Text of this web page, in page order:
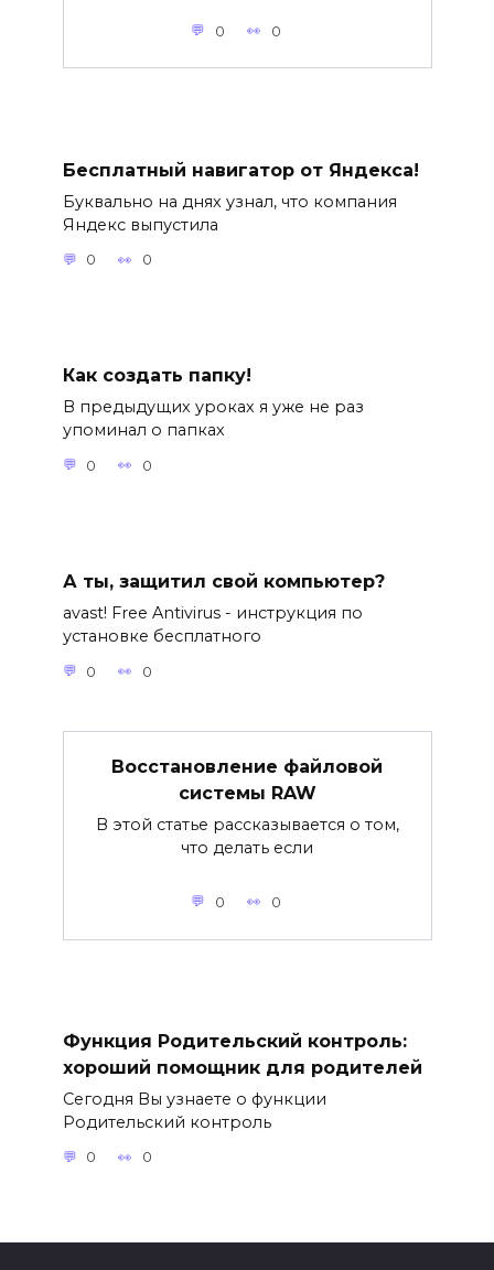
0 0
Бесплатный навигатор от Яндекса!
Буквально на днях узнал, что компания
Яндекс выпустила
0 0
Как создать папку!
В предыдущих уроках я уже не раз
упоминал о папках
0 0
А ты, защитил свой компьютер?
avast! Free Antivirus - инструкция по
установке бесплатного
0 0
Восстановление файловой
системы RAW
В этой статье рассказывается о том,
что делать если
0 0
Функция Родительский контроль:
хороший помощник для родителей
Сегодня Вы узнаете о функции
Родительский контроль
0 0